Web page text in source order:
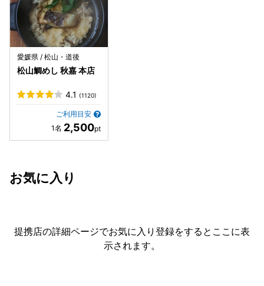
愛媛県 / 松山・道後
松山鯛めし 秋嘉 本店
4.1 (1120)
ご利用目安
2,500
お気に入り
提携店の詳細ページでお気に入り登録をすると ここに表
示されます。